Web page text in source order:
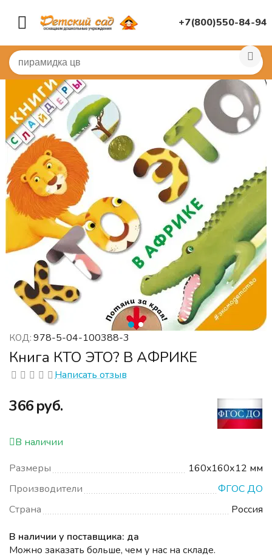
+7(800)550-84-94
Главная / КНИГИ, НАГЛЯДНАЯ ДИДАКТИКА Книги
КОД: 978-5-04-100388-3
Книга КТО ЭТО? В АФРИКЕ
Написать отзыв
‍366‍руб.
В наличии
Размеры
160x160х12 мм
Производители
ФГОС ДО
Страна
Россия
В наличии у поставщика: да
Можно заказать больше, чем у нас на складе.